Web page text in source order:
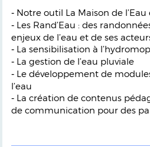
- Notre outil La Maison de l’Eau
- Les Rand’Eau : des
enjeux de l’eau et de ses
- La sensibilisation à
- La gestion de l’eau pluviale
- Le développement de
l’eau
- La création de contenus
de communication pour des